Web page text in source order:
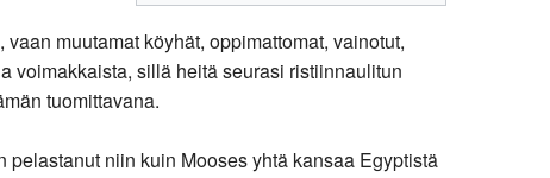
muutamat köyhät, oppimattomat, vainotut,
voimakkaista, sillä heitä seurasi ristiinnaulitun
tuomittavana.
niin kuin Mooses yhtä kansaa Egyptistä